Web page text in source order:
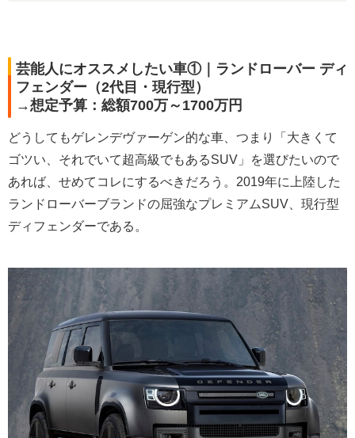
芸能人にオススメしたい車①｜ランドローバー ディ
フェンダー（2代目・現行型）
→想定予算：総額700万～1700万円
どうしてもゲレンデヴァーゲン的な車、つまり「大きくて
ゴツい、それでいて超高級でもあるSUV」を選びたいので
あれば、せめてコレにするべきだろう。2019年に上陸した
ランドローバーブランドの屈強なプレミアムSUV、現行型
ディフェンダーである。